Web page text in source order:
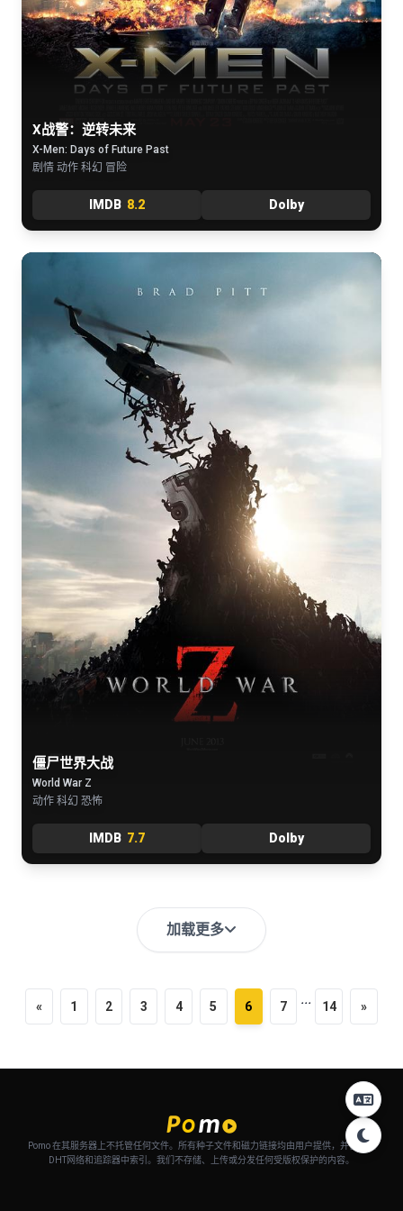
X战警：逆转未来
X-Men: Days of Future Past
剧情 动作 科幻 冒险
IMDB 8.2 Dolby
僵尸世界大战
World War Z
动作 科幻 恐怖
IMDB 7.7 Dolby
加载更多
« 1 2 3 4 5 6 7 ... 14 »
Pomo 在其服务器上不托管任何文件。所有种子文件和磁力链接均由用户提供，并自动从
DHT网络和追踪器中索引。我们不存储、上传或分发任何受版权保护的内容。